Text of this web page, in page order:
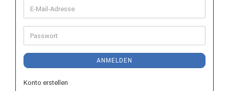
E-
Mail-
Adresse
Passwort
ANMELDEN
Konto erstellen